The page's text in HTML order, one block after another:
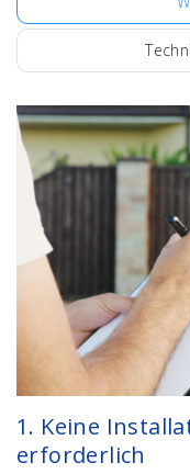
1. Keine
erforderlich